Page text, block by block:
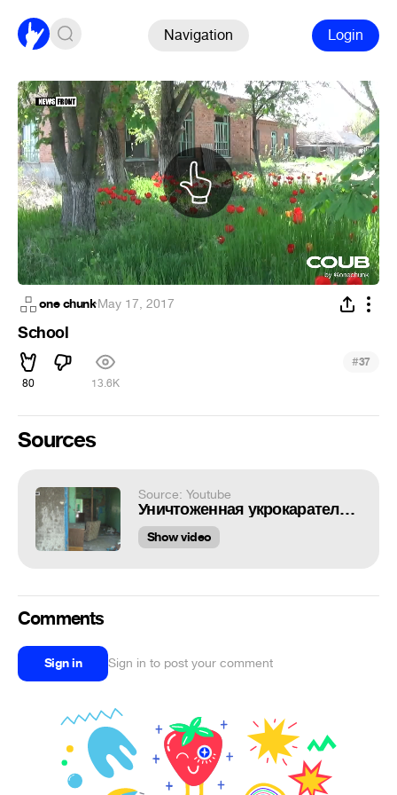
Navigation Login
one chunk·May 17, 2017
School
80 13.6K
#37
Sources
Source: Youtube
Уничтоженная укрокарателями школа в Коминтерново
Show video
Comments
Sign in Sign in to post your comment